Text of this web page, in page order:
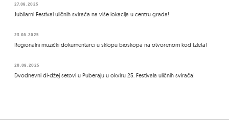
27.08.2025
Jubilarni Festival uličnih svirača na više lokacija u centru grada!
23.08.2025
Regionalni muzički dokumentarci u sklopu bioskopa na otvorenom kod Izleta!
20.08.2025
Dvodnevni di-džej setovi u Puberaju u okviru 25. Festivala uličnih svirača!